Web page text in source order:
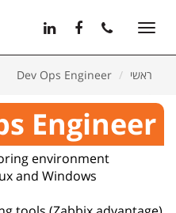
Toggle
ראשי
Dev Ops Engineer
Engineer
environment
and Windows